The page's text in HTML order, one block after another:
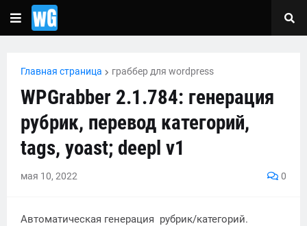
Главная страница граббер для wordpress
WPGrabber 2.1.784: генерация
рубрик, перевод категорий,
tags, yoast; deepl v1
мая 10, 2022 0
Автоматическая генерация рубрик/категорий.